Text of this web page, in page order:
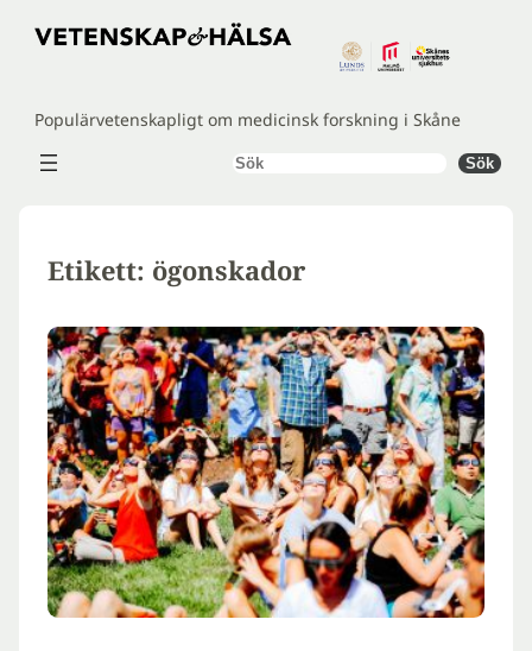
Hoppa
Populärvetenskapligt om medicinsk forskning i Skåne
Sök Sök
Etikett: ögonskador